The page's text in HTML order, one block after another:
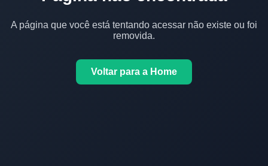
A página que você está tentando acessar não existe ou foi
removida.
Voltar para a Home